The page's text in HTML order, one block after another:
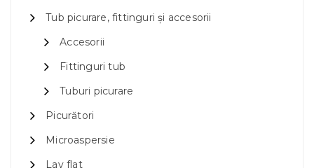
Tub picurare, fittinguri și accesorii
Accesorii
Fittinguri tub
Tuburi picurare
Picurători
Microaspersie
Lay flat